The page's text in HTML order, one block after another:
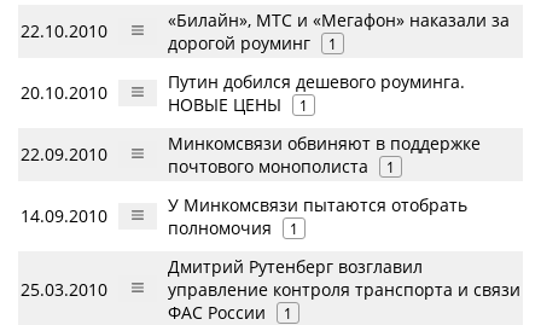
22.10.2010
«Билайн», МТС и «Мегафон» наказали за
дорогой роуминг
1
20.10.2010
Путин добился дешевого роуминга.
НОВЫЕ ЦЕНЫ
1
22.09.2010
Минкомсвязи обвиняют в поддержке
почтового монополиста
1
14.09.2010
У Минкомсвязи пытаются отобрать
полномочия
1
25.03.2010
Дмитрий Рутенберг возглавил
управление контроля транспорта и связи
ФАС России
1